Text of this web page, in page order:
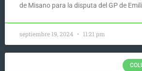
de Misano para la disputa del GP de
septiembre 19, 2024 11:21 pm